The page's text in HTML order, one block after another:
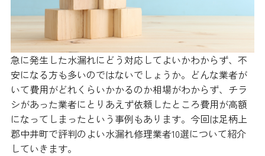
急に発生した水漏れにどう対応してよいかわからず、不
安になる方も多いのではないでしょうか。どんな業者が
いて費用がどれくらいかかるのか相場がわからず、チラ
シがあった業者にとりあえず依頼したところ費用が高額
になってしまったという事例もあります。今回は足柄上
郡中井町で評判のよい水漏れ修理業者10選について紹介
していきます。